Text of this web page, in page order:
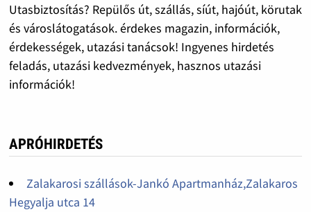
Utasbiztosítás? Repülős út, szállás, síút, hajóút, körutak
és városlátogatások. érdekes magazin, információk,
érdekességek, utazási tanácsok! Ingyenes hirdetés
feladás, utazási kedvezmények, hasznos utazási
információk!
APRÓHIRDETÉS
Zalakarosi szállások-Jankó Apartmanház,Zalakaros
Hegyalja utca 14